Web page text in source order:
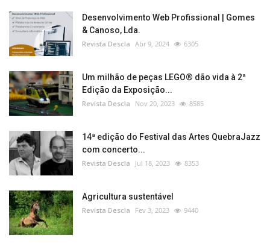
Desenvolvimento Web Profissional | Gomes
& Canoso, Lda.
Revista Descla Abr 9, 2024 6305
Um milhão de peças LEGO® dão vida à 2ª
Edição da Exposição...
Revista Descla Nov 20, 2023 8585
14ª edição do Festival das Artes QuebraJazz
com concerto...
Revista Descla Jul 18, 2023 8353
Agricultura sustentável
Revista Descla Fev 3, 2023 9440